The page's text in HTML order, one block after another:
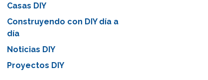
Casas DIY
Construyendo con DIY día a
día
Noticias DIY
Proyectos DIY